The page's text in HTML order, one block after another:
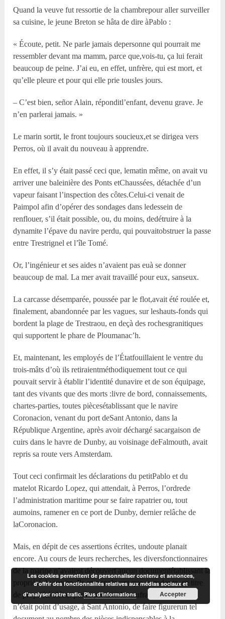
Quand la veuve fut ressortie de la chambrepour aller surveiller
sa cuisine, le jeune Breton se hâta de dire àPablo :
« Écoute, petit. Ne parle jamais depersonne qui pourrait me
ressembler devant ma mamm, parce que,vois-tu, ça lui ferait
beaucoup de peine. J’ai eu, en effet, unfrère, qui est mort, et
qu’elle pleure et pour qui elle prie tousles jours.
– C’est bien, señor Alain, réponditl’enfant, devenu grave. Je
n’en parlerai jamais. »
Le marin sortit, le front toujours soucieux,et se dirigea vers
Perros, où il avait du nouveau à apprendre.
En effet, il s’y était passé ceci que, lematin même, on avait vu
arriver une baleinière des Ponts etChaussées, détachée d’un
vapeur faisant l’inspection des côtes.Celui-ci venait de
Paimpol afin d’opérer des sondages dans ledessein de
renflouer, s’il était possible, ou, du moins, dedétruire à la
dynamite l’épave du navire perdu, qui pouvaitobstruer la passe
entre Trestrignel et l’île Tomé.
Or, l’ingénieur et ses aides n’avaient pas euà se donner
beaucoup de mal. La mer avait travaillé pour eux, sanseux.
La carcasse désemparée, poussée par le flot,avait été roulée et,
finalement, abandonnée par les vagues, sur leshauts-fonds qui
bordent la plage de Trestraou, en deçà des rochesgranitiques
qui supportent le phare de Ploumanac’h.
Et, maintenant, les employés de l’Étatfouillaient le ventre du
trois-mâts d’où ils retiraientméthodiquement tout ce qui
pouvait servir à établir l’identité dunavire et de son équipage,
tant des vivants que des morts :livre de bord, connaissements,
chartes-parties, toutes piècesétablissant que le navire
Coronacion, venant du port deSant Antonio, dans la
République Argentine, après avoir déchargé sacargaison de
cuirs dans le havre de Dunby, au voisinage deFalmouth, avait
repris sa route vers Amsterdam.
Tout ceci confirmait les déclarations du petitPablo et du
matelot Ricardo Lopez, qui attendait, à Perros, l’ordrede
l’administration maritime pour se faire rapatrier ou, tout
aumoins, ramener en ce port de Dunby, dernier relâche de
laCoronacion.
Mais, en dépit de ces assertions écrites, undoute planait
encore. Au cours de leurs recherches, les diversfonctionnaires
de la marine n’avaient découvert aucun documentétablissant la
propriété du navire. Ils en conclurent que, sansdoute, ce titre
de propriété s’était perdu pendant le naufrage, oubien qu’il
n’était point d’usage, à Sant Antonio, de faire figurerun tel
Les cookies permettent de personnaliser contenu et annonces,
d'offrir des fonctionnalités relatives aux médias sociaux et
d'analyser notre trafic.Plus d’informations Accepter